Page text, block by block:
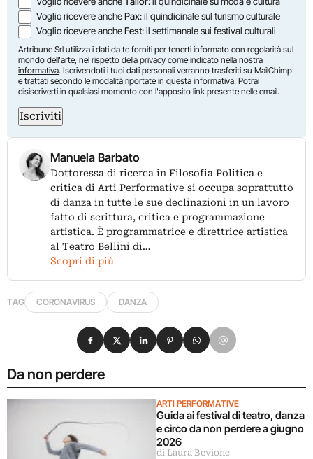
Voglio ricevere anchePax: il quindicinale sul turismo culturale
Voglio ricevere ancheFest: il settimanale sui festival culturali
Artribune Srl utilizza i dati da te forniti per tenerti informato con regolarità sul
mondo dell'arte, nel rispetto della privacy come indicato nella nostra
informativa. Iscrivendoti i tuoi dati personali verranno trasferiti su MailChimp
e trattati secondo le modalità riportate in questa informativa. Potrai
disiscriverti in qualsiasi momento con l'apposito link presente nelle email.
Iscriviti
Manuela Barbato
Dottoressa di ricerca in Filosofia Politica e
critica di Arti Performative si occupa soprattutto
di danza in tutte le sue declinazioni in un lavoro
fatto di scrittura, critica e programmazione
artistica. È programmatrice e direttrice artistica
al Teatro Bellini di…
Scopri di più
TAG CORONAVIRUS DANZA
Da non perdere
ARTI PERFORMATIVE
Guida ai festival di teatro, danza
e circo da non perdere a giugno
2026
di Laura Bevione
Condividi su Facebook
Condividi su X
Condividi su LinkedIn
Condividi su Pinterest
Condividi su WhatsApp
Condividi su Email